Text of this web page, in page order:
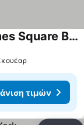
Holiday Inn New York City - Times Square By Ihg
τιμών